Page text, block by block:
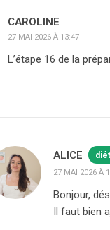
CAROLINE
27 MAI 2026 À 13:47
L’étape 16 de la
ALICE
27 MAI 2026 À
Bonjour,
Il faut bien